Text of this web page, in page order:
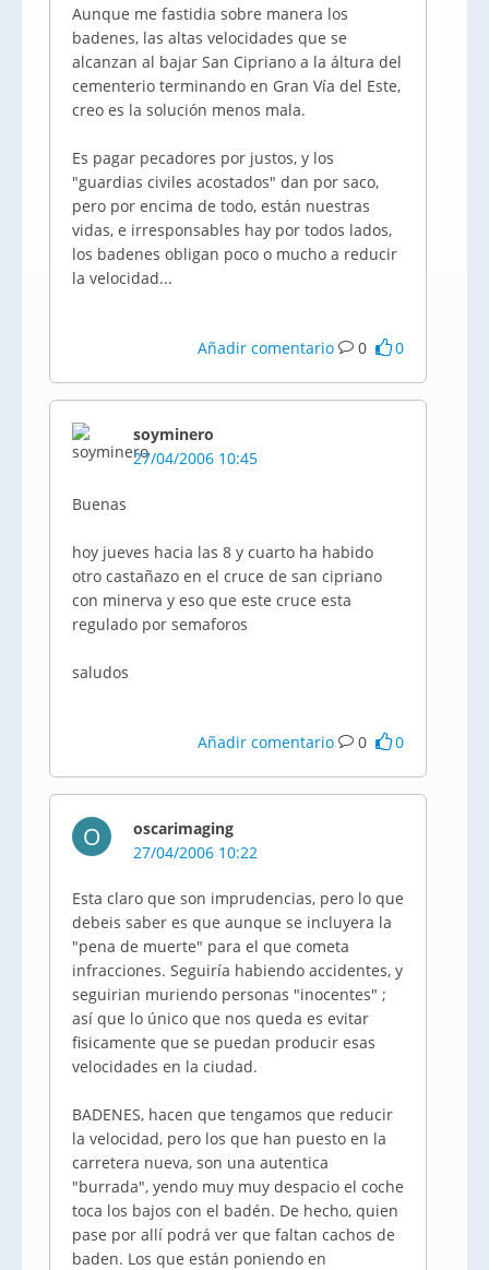
Aunque me fastidia sobre manera los
badenes, las altas velocidades que se
alcanzan al bajar San Cipriano a la áltura del
cementerio terminando en Gran Vía del Este,
creo es la solución menos mala.
Es pagar pecadores por justos, y los
"guardias civiles acostados" dan por saco,
pero por encima de todo, están nuestras
vidas, e irresponsables hay por todos lados,
los badenes obligan poco o mucho a reducir
la velocidad...
Añadir comentario 0 0
soyminero
27/04/2006 10:45
Buenas
hoy jueves hacia las 8 y cuarto ha habido
otro castañazo en el cruce de san cipriano
con minerva y eso que este cruce esta
regulado por semaforos
saludos
Añadir comentario 0 0
O
oscarimaging
27/04/2006 10:22
Esta claro que son imprudencias, pero lo que
debeis saber es que aunque se incluyera la
"pena de muerte" para el que cometa
infracciones. Seguiría habiendo accidentes, y
seguirian muriendo personas "inocentes" ;
así que lo único que nos queda es evitar
fisicamente que se puedan producir esas
velocidades en la ciudad.
BADENES, hacen que tengamos que reducir
la velocidad, pero los que han puesto en la
carretera nueva, son una autentica
"burrada", yendo muy muy despacio el coche
toca los bajos con el badén. De hecho, quien
pase por allí podrá ver que faltan cachos de
baden. Los que están poniendo en